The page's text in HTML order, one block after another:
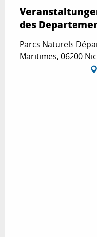
des
Parcs Naturels
Maritimes, 06200